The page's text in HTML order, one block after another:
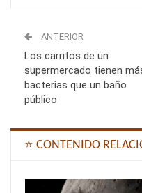
ANTERIOR
Los carritos de un
supermercado tienen
bacterias que un baño
público
⭐ CONTENIDO